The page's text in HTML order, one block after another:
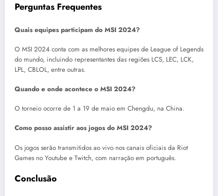
Perguntas Frequentes
Quais equipes participam do MSI 2024?
O MSI 2024 conta com as melhores equipes de League of Legends
do mundo, incluindo representantes das regiões LCS, LEC, LCK,
LPL, CBLOL, entre outras.
Quando e onde acontece o MSI 2024?
O torneio ocorre de 1 a 19 de maio em Chengdu, na China.
Como posso assistir aos jogos do MSI 2024?
Os jogos serão transmitidos ao vivo nos canais oficiais da Riot
Games no Youtube e Twitch, com narração em português.
Conclusão